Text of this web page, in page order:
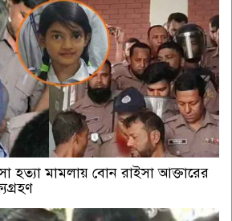
হত্যা মামলায় বোন রাইসা আক্তারের